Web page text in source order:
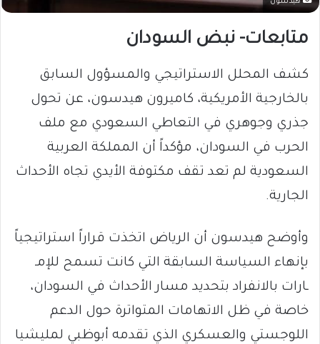
متابعات- نبض السودان
كشف المحلل الاستراتيجي والمسؤول السابق
بالخارجية الأمريكية، كاميرون هيدسون، عن تحول
جذري وجوهري في التعاطي السعودي مع ملف
الحرب في السودان، مؤكداً أن المملكة العربية
السعودية لم تعد تقف مكتوفة الأيدي تجاه الأحداث
الجارية.
وأوضح هيدسون أن الرياض اتخذت قراراً استراتيجياً
بإنهاء السياسة السابقة التي كانت تسمح للإمـ
ـارات بالانفراد بتحديد مسار الأحداث في السودان،
خاصة في ظل الاتهامات المتواترة حول الدعم
اللوجستي والعسكري الذي تقدمه أبوظبي لمليشيا